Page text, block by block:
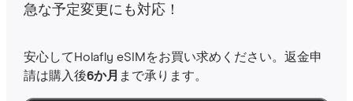
急な予定変更にも対応！
安心してHolafly eSIMをお買い求めください。返金申
請は購入後6か月 まで承ります。